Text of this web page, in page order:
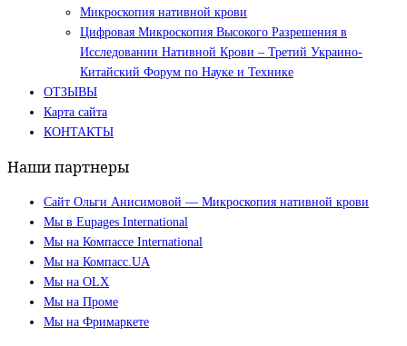
Микроскопия нативной крови
Цифровая Микроскопия Высокого Разрешения в
Исследовании Нативной Крови – Третий Украино-
Китайский Форум по Науке и Технике
ОТЗЫВЫ
Карта сайта
КОНТАКТЫ
Наши партнеры
Сайт Ольги Анисимовой — Микроскопия нативной крови
Мы в Eupages International
Мы на Компассе International
Мы на Компасс.UA
Мы на OLX
Мы на Проме
Мы на Фримаркете